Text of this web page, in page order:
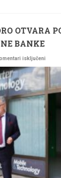
OTVARA
BANKE
isključeni